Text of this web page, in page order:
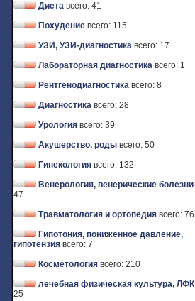
Диета всего: 41
Похудение всего: 115
УЗИ, УЗИ-диагностика всего: 17
Лабораторная диагностика всего: 1
Рентгенодиагностика всего: 8
Диагностика всего: 28
Урология всего: 39
Акушерство, роды всего: 50
Гинекология всего: 132
Венерология, венерические болезни
47
Травматология и ортопедия всего: 76
Гипотония, пониженное давление,
гипотензия всего: 7
Косметология всего: 210
лечебная физическая культура, ЛФК
25